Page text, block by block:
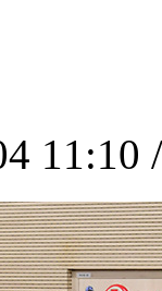
11:10